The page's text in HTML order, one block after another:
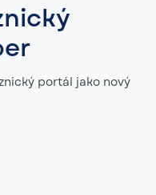
portál jako nový